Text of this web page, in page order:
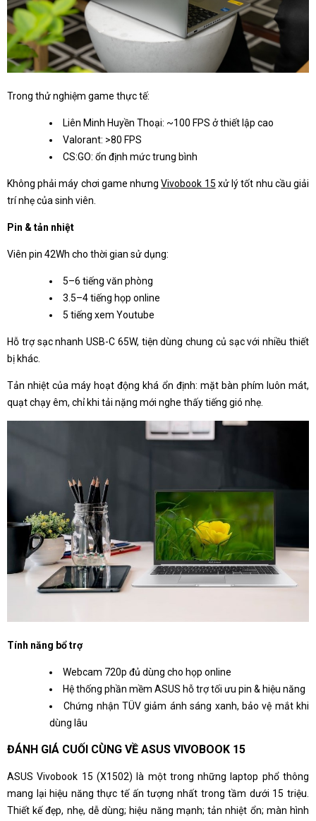
Trong thử nghiệm game thực tế:
Liên Minh Huyền Thoại: ~100 FPS ở thiết lập cao
Valorant: >80 FPS
CS:GO: ổn định mức trung bình
Không phải máy chơi game nhưngVivobook 15 xử lý tốt nhu cầu giải
trí nhẹ của sinh viên.
Pin & tản nhiệt
Viên pin 42Wh cho thời gian sử dụng:
5–6 tiếng văn phòng
3.5–4 tiếng họp online
5 tiếng xem Youtube
Hỗ trợ sạc nhanh USB-C 65W, tiện dùng chung củ sạc với nhiều thiết
bị khác.
Tản nhiệt của máy hoạt động khá ổn định: mặt bàn phím luôn mát,
quạt chạy êm, chỉ khi tải nặng mới nghe thấy tiếng gió nhẹ.
Tính năng bổ trợ
Webcam 720p đủ dùng cho họp online
Hệ thống phần mềm ASUS hỗ trợ tối ưu pin & hiệu năng
Chứng nhận TÜV giảm ánh sáng xanh, bảo vệ mắt khi
dùng lâu
ĐÁNH GIÁ CUỐI CÙNG VỀ ASUS VIVOBOOK 15
ASUS Vivobook 15 (X1502) là một trong những laptop phổ thông
mang lại hiệu năng thực tế ấn tượng nhất trong tầm dưới 15 triệu.
Thiết kế đẹp, nhẹ, dễ dùng; hiệu năng mạnh; tản nhiệt ổn; màn hình